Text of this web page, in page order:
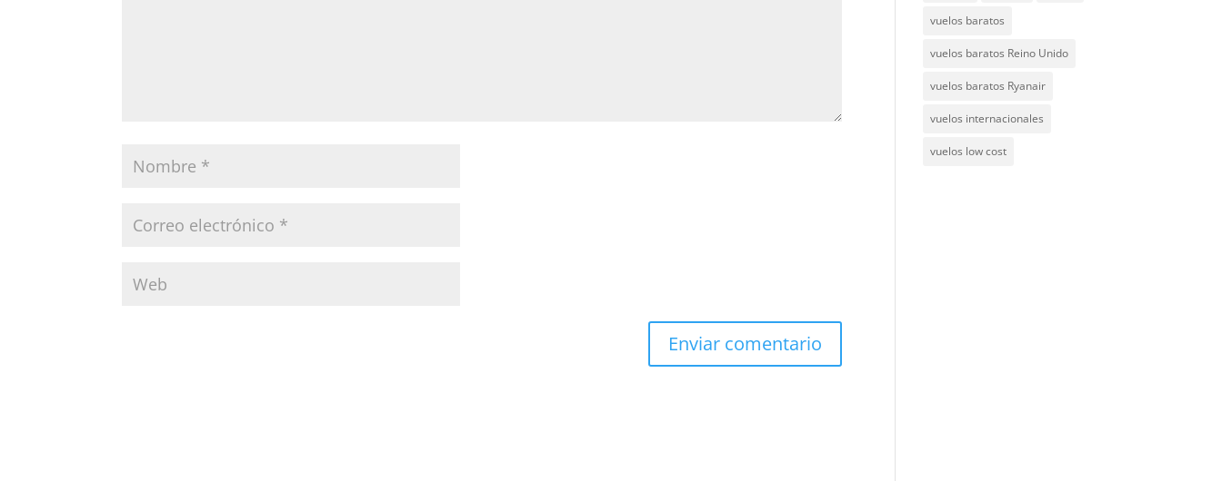
vuelos baratos
vuelos baratos Reino Unido
vuelos baratos Ryanair
vuelos internacionales
vuelos low cost